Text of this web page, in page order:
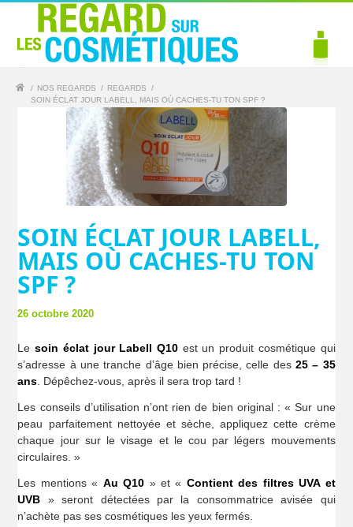
/ NOS REGARDS / REGARDS
/
SOIN ÉCLAT JOUR LABELL, MAIS OÙ CACHES-TU TON SPF ?
SOIN ÉCLAT JOUR LABELL,
MAIS OÙ CACHES-TU TON
SPF ?
26 octobre 2020
Lesoin éclat jour Labell Q10 est un produit cosmétique qui
s’adresse à une tranche d’âge bien précise, celle des25 – 35
ans . Dépêchez-vous, après il sera trop tard !
Les conseils d’utilisation n’ont rien de bien original : « Sur une
peau parfaitement nettoyée et sèche, appliquez cette crème
chaque jour sur le visage et le cou par légers mouvements
circulaires. »
Les mentions « Au Q10 » et « Contient des filtres UVA et
UVB » seront détectées par la consommatrice avisée qui
n’achète pas ses cosmétiques les yeux fermés.